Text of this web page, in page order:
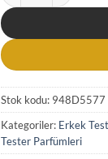
Stok kodu: 948D5577
Kategoriler: Erkek
Tester Parfümleri